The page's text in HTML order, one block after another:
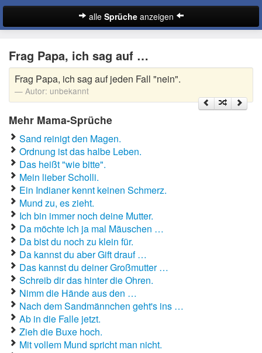
alle Sprücheanzeigen
Abschiedssprüche
Anmachsprüche
Coole Sprüche
Dumme Sprüche
Englische Sprüche
Facebook Sprüche
Fußballsprüche
Gute Nacht Sprüche
Gute Sprüche
Guten Morgen Sprüche
Hochzeitssprüche
Frag Papa, ich sag auf …
Frag Papa, ich sag auf jeden Fall "nein".
Autor: unbekannt
Mehr Mama-Sprüche
Sand reinigt den Magen.
Ordnung ist das halbe Leben.
Das heißt "wie bitte".
Mein lieber Scholli.
Ein Indianer kennt keinen Schmerz.
Mund zu, es zieht.
Ich bin immer noch deine Mutter.
Da möchte ich ja mal Mäuschen …
Da bist du noch zu klein für.
Da kannst du aber Gift drauf …
Das kannst du deiner Großmutter …
Schreib dir das hinter die Ohren.
Nimm die Hände aus den …
Nach dem Sandmännchen geht's ins …
Ab in die Falle jetzt.
Zieh die Buxe hoch.
Mit vollem Mund spricht man nicht.